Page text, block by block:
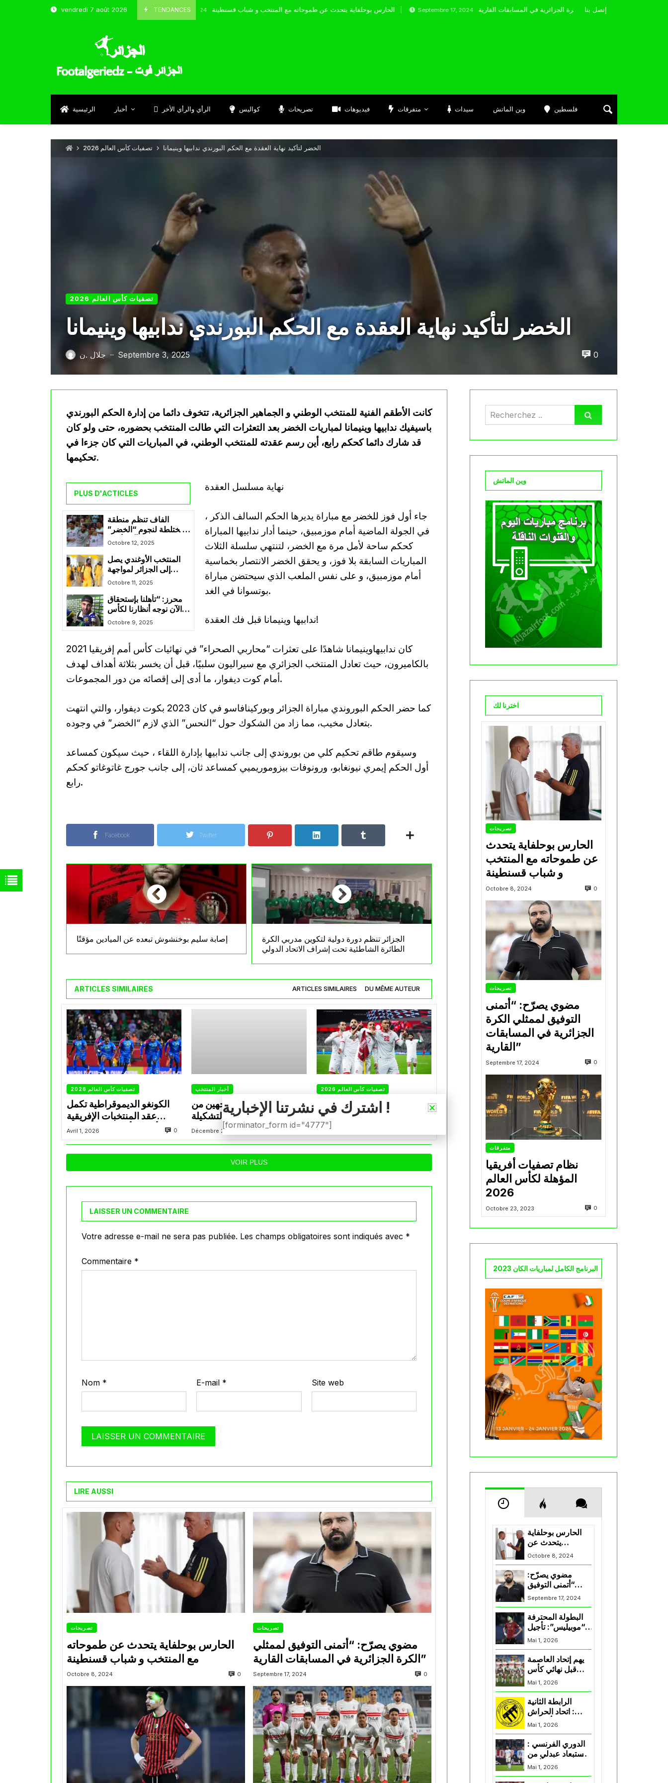
vendredi 7 août 2026 TENDANCES
Octobre 8, 2024 الحارس بوحلفاية يتحدث عن طموحاته مع المنتخب و شباب قسنطينة Septembre 17, 2024 إتصل بنا
الرئيسية أخبار الرأي والرأي الأخر كواليس تصريحات فيديوهات متفرقات سيدات وين الماتش فلسطين
تصفيات كأس العالم 2026 الخضر لتأكيد نهاية العقدة مع الحكم البورندي ندابيها وينيمانا
تصفيات كأس العالم 2026
الخضر لتأكيد نهاية العقدة مع الحكم البورندي ندابيها وينيمانا
جلال .ن — Septembre 3, 2025 0
كانت الأطقم الفنية للمنتخب الوطني و الجماهير الجزائرية، تتخوف دائما من إدارة الحكم البورندي
باسيفيك ندابيها وينيمانا لمباريات الخضر بعد التعثرات التي طالت المنتخب بحضوره، حتى ولو كان
قد شارك دائما كحكم رابع، أين رسم عقدته للمنتخب الوطني، في المباريات التي كان جزءا في
تحكيمها.
PLUS D'ACTICLES
الفاف تنظم منطقة
مختلطة لنجوم “الخضر”
بملعب حسين آيت أحمد
Octobre 12, 2025
المنتخب الأوغندي يصل
إلى الجزائر لمواجهة
الخضر في ختام التصفيات
Octobre 11, 2025
محرز: “تأهلنا بإستحقاق
والآن نوجه أنظارنا لكأس
إفريقيا”
Octobre 9, 2025
نهاية مسلسل العقدة
جاء أول فوز للخضر مع مباراة يديرها الحكم السالف الذكر ،
في الجولة الماضية أمام موزمبيق، حينما أدار ندابيها المباراة
كحكم ساحة لأمل مرة مع الخضر، لتنتهي سلسلة الثلاث
المباريات السابقة بلا فوز، و يحقق الخضر الانتصار بخماسية
أمام موزمبيق، و على نفس الملعب الذي سيحتضن مباراة
بوتسوانا في الغد.
ندابيها وينيمانا قبل فك العقدة!
كان ندابيهاوينيمانا شاهدًا على تعثرات “محاربي الصحراء” في نهائيات كأس أمم إفريقيا 2021
بالكاميرون، حيث تعادل المنتخب الجزائري مع سيراليون سلبيًا، قبل أن يخسر بثلاثة أهداف لهدف
أمام كوت ديفوار، ما أدى إلى إقصائه من دور المجموعات.
كما حضر الحكم البوروندي مباراة الجزائر وبوركينافاسو في كان 2023 بكوت ديفوار، والتي انتهت
بتعادل مخيب، مما زاد من الشكوك حول “النحس” الذي لازم “الخضر” في وجوده.
وسيقوم طاقم تحكيم كلي من بوروندي إلى جانب ندابيها بإدارة اللقاء ، حيث سيكون كمساعد
أول الحكم إيمري نيونغابو، ورونوفات بيزوموريميي كمساعد ثان، إلى جانب جورج غاتوغاتو كحكم
رابع.
Facebook Twitter
إصابة سليم بوخنشوش تبعده عن الميادين مؤقتًا
الجزائر تنظم دورة دولية لتكوين مدربي الكرة
الطائرة الشاطئية تحت إشراف الاتحاد الدولي
ARTICLES SIMILAIRES ARTICLES SIMILAIRES DU MÊME AUTEUR
تصفيات كأس العالم 2026
الكونغو الديموقراطية تكمل
عقد المنتخبات الإفريقية
المتأهلة لكأس العالم 2026Avril 1, 2026 0
أخبار المنتخب
مازة وحجام .. أبرز وجهين من
المرتقب دمجهما في التشكيلة
الأساسية أمام “الخيول”
Décembre 28, 2025
تصفيات كأس العالم 2026
كأس افريقيا: ركلة جزاء
لمنتخب تونس يسجلها العابدي
Décembre 27, 2025
VOIR PLUS
LAISSER UN COMMENTAIRE
Votre adresse e-mail ne sera pas publiée. Les champs obligatoires sont indiqués avec *
Commentaire *
Nom * E-mail * Site web
LIRE AUSSI
تصريحات
الحارس بوحلفاية يتحدث عن طموحاته
مع المنتخب و شباب قسنطينة
Octobre 8, 2024 0
تصريحات
مضوي يصرّح: “أتمنى التوفيق لممثلي
الكرة الجزائرية في المسابقات القارية”
Septembre 17, 2024 0
وين الماتش
اخترنا لك
تصريحات
الحارس بوحلفاية يتحدث
عن طموحاته مع المنتخب
و شباب قسنطينة
Octobre 8, 2024 0
تصريحات
مضوي يصرّح: “أتمنى
التوفيق لممثلي الكرة
الجزائرية في المسابقات
القارية”
Septembre 17, 2024 0
متفرقات
نظام تصفيات أفريقيا
المؤهلة لكأس العالم
2026
Octobre 23, 2023 0
البرنامج الكامل لمباريات الكان 2023
الحارس بوحلفاية
يتحدث عن
طموحاته مع
المنتخب و شباب
قسنطينة
Octobre 8, 2024
مضوي يصرّح:
“أتمنى التوفيق
لممثلي الكرة
الجزائرية في
Septembre 17, 2024
البطولة المحترفة
“موبيليس”: تأجيل
مباراة إتحاد
العاصمة وأتلتيك
بارادو
Mai 1, 2026
يهم إتحاد العاصمة
قبل نهائي كأس
اكاف : الزمالك
يسقط بثلاثية أمام
Mai 1, 2026
الرابطة الثانية
: اتحاد الحراش
يحسم التأهل إلى
“البلاي أوف”
Mai 1, 2026
الدوري الفرنسي :
استبعاد عبدلي من
قائمة مرسيليا أمام
Mai 1, 2026
اشترك في نشرتنا الإخبارية !
[forminator_form id="4777"]